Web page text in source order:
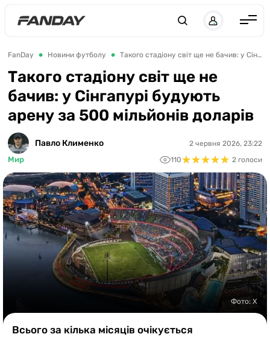
Англія
Іспанія
Німеччина
Італія
Україна
ЛЧ
ЛЕ
ЧЕ-2028
Букмекери
Казино
FanDay Новини футболу Такого стадіону світ ще не бачив: у Сінгапурі будують арену за 500 мільйонів доларів
Такого стадіону світ ще не
бачив: у Сінгапурі будують
арену за 500 мільйонів доларів
Павло Клименко
Мир
2 червня 2026, 23:22
110★★★★★
★★★★★ 2 голоси
Фото: Х
Всього за кілька місяців очікується